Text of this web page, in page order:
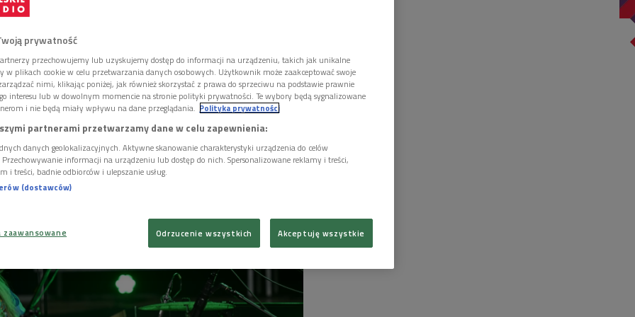
Nowej Tradycji wywróciła do góry nogami
występu solowego, ale i rytmicznego. Piotr
drugiej nagrody "za magnetyczną
muzyczną i niepowtarzalne połączenie
a także Złotych Gęśli "za wirtuozowskie
mazurkowych na nietypowym
w KMF Nowa Tradycja 2024.
prywatność
przechowujemy lub uzyskujemy dostęp do informacji na urządzeniu, takich jak unikalne
w plikach cookie w celu przetwarzania danych osobowych. Użytkownik może zaakceptować swoje
nimi, klikając poniżej, jak również skorzystać z prawa do sprzeciwu na podstawie prawnie
interesu lub w dowolnym momencie na stronie polityki prywatności. Te wybory będą sygnalizowane
i nie będą miały wpływu na dane przeglądania. Polityka prywatności
partnerami przetwarzamy dane w celu zapewnienia:
danych geolokalizacyjnych. Aktywne skanowanie charakterystyki urządzenia do celów
informacji na urządzeniu lub dostęp do nich. Spersonalizowane reklamy i treści,
i treści, badnie odbiorców i ulepszanie usług.
(dostawców)
Odrzucenie wszystkich Akceptuję wszystkie